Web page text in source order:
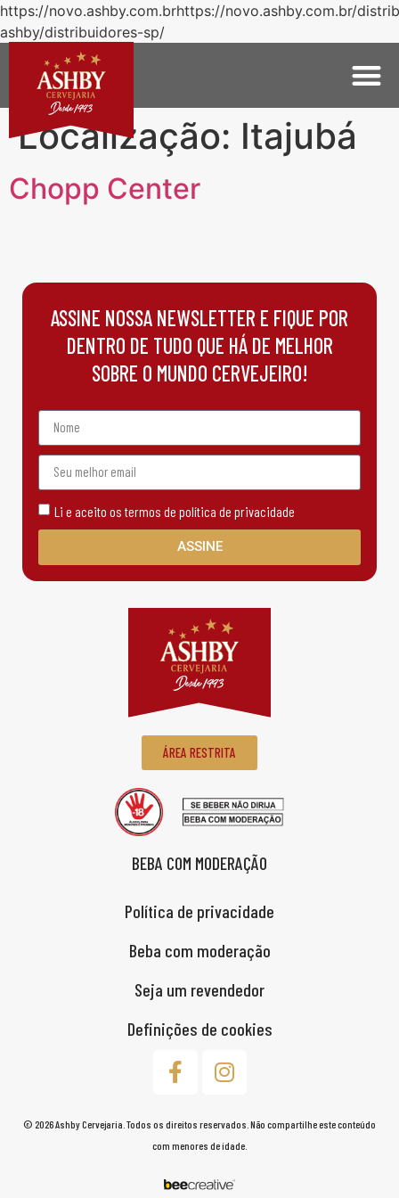
https://novo.ashby.com.brhttps://novo.ashby.com.br/
ashby/distribuidores-sp/
Localização: Itajubá
Chopp Center
ASSINE NOSSA NEWSLETTER E FIQUE POR
DENTRO DE TUDO QUE HÁ DE MELHOR
SOBRE O MUNDO CERVEJEIRO!
Li e aceito os termos de política de privacidade
ASSINE
ÁREA RESTRITA
BEBA COM MODERAÇÃO
Política de privacidade
Beba com moderação
Seja um revendedor
Definições de cookies
© 2026 Ashby Cervejaria. Todos os direitos reservados. Não compartilhe este conteúdo
com menores de idade.